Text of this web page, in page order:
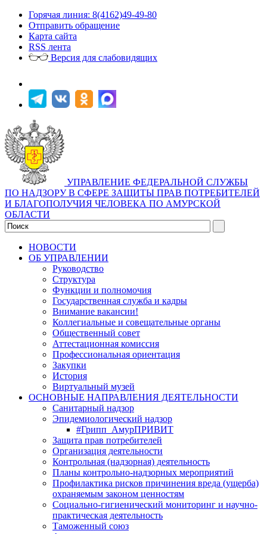
Горячая линия: 8(4162)49-49-80
Отправить обращение
Карта сайта
RSS лента
Версия для слабовидящих
УПРАВЛЕНИЕ ФЕДЕРАЛЬНОЙ СЛУЖБЫ
ПО НАДЗОРУ В СФЕРЕ ЗАЩИТЫ ПРАВ ПОТРЕБИТЕЛЕЙ
И БЛАГОПОЛУЧИЯ ЧЕЛОВЕКА ПО АМУРСКОЙ
ОБЛАСТИ
НОВОСТИ
ОБ УПРАВЛЕНИИ
Руководство
Структура
Функции и полномочия
Государственная служба и кадры
Внимание вакансии!
Коллегиальные и совещательные органы
Общественный совет
Аттестационная комиссия
Профессиональная ориентация
Закупки
История
Виртуальный музей
ОСНОВНЫЕ НАПРАВЛЕНИЯ ДЕЯТЕЛЬНОСТИ
Санитарный надзор
Эпидемиологический надзор
#Грипп_АмурПРИВИТ
Защита прав потребителей
Организация деятельности
Контрольная (надзорная) деятельность
Планы контрольно-надзорных мероприятий
Профилактика рисков причинения вреда (ущерба)
охраняемым законом ценностям
Социально-гигиенический мониторинг и научно-
практическая деятельность
Таможенный союз